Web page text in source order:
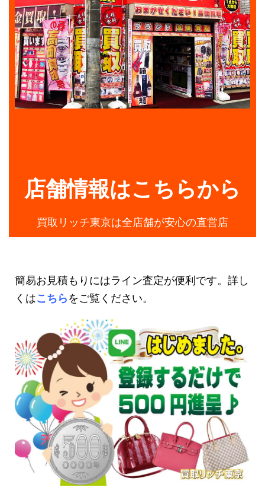
店舗情報はこちらから
買取リッチ東京は全店舗が安心の直営店
簡易お見積もりにはライン査定が便利です。詳し
くはこちらをご覧ください。